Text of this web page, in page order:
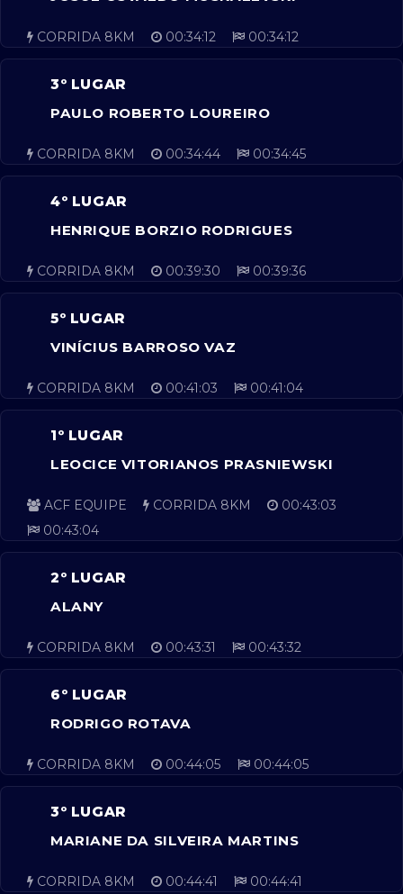
CORRIDA 8KM 00:34:12 00:34:12
3º LUGAR
PAULO ROBERTO LOUREIRO
CORRIDA 8KM 00:34:44 00:34:45
4º LUGAR
HENRIQUE BORZIO RODRIGUES
CORRIDA 8KM 00:39:30 00:39:36
5º LUGAR
VINÍCIUS BARROSO VAZ
CORRIDA 8KM 00:41:03 00:41:04
1º LUGAR
LEOCICE VITORIANOS PRASNIEWSKI
ACF EQUIPE CORRIDA 8KM
00:43:03
00:43:04
2º LUGAR
ALANY
CORRIDA 8KM 00:43:31 00:43:32
6º LUGAR
RODRIGO ROTAVA
CORRIDA 8KM 00:44:05 00:44:05
3º LUGAR
MARIANE DA SILVEIRA MARTINS
CORRIDA 8KM 00:44:41 00:44:41